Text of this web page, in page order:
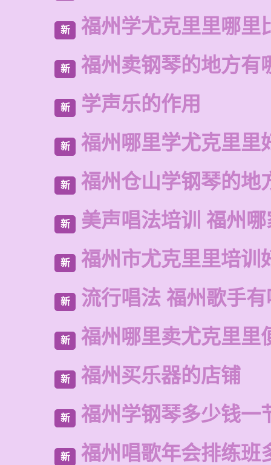
新 福州学尤克里里哪里
新 福州卖钢琴的地方有
新 学声乐的作用
新 福州哪里学尤克里里
新 福州仓山学钢琴的地
新 美声唱法培训 福州
新 福州市尤克里里培训
新 流行唱法 福州歌手
新 福州哪里卖尤克里里
新 福州买乐器的店铺
新 福州学钢琴多少钱一
新 福州唱歌年会排练班